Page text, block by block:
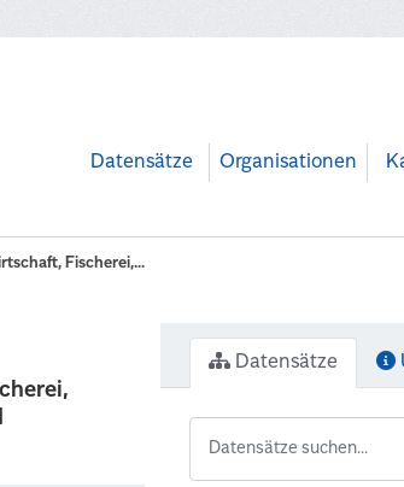
Datensätze Organisationen
Fischerei,...
Datensätze